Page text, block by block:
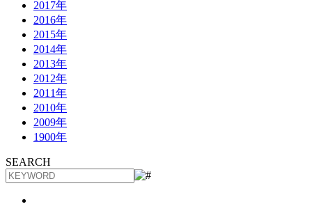
2017年
2016年
2015年
2014年
2013年
2012年
2011年
2010年
2009年
1900年
SEARCH